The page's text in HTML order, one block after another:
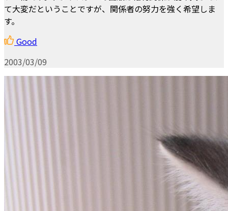
て大変だということですが、関係者の努力を強く希望しま
す。
Good
2003/03/09